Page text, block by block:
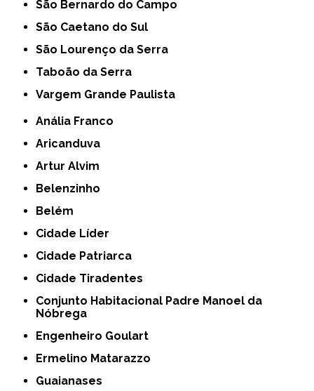
São Bernardo do Campo
São Caetano do Sul
São Lourenço da Serra
Taboão da Serra
Vargem Grande Paulista
Anália Franco
Aricanduva
Artur Alvim
Belenzinho
Belém
Cidade Líder
Cidade Patriarca
Cidade Tiradentes
Conjunto Habitacional Padre Manoel da
Nóbrega
Engenheiro Goulart
Ermelino Matarazzo
Guaianases